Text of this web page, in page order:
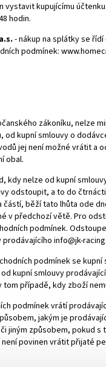
kupujícímu
hodin.
- nákup na splátky se
podmínek:
zákoníku, nelze
kupní smlouvy o
jej není možné vrátit a
obal.
kdy nelze od kupní
odstoupit, a to do
běží tato lhůta ode
v předchozí větě. Pro
podmínek.
info@jk-
podmínek se
kupní smlouvy
případě, kdy zboží
podmínek vrátí
jakým je
jiným způsobem, pokud
povinen vrátit přijaté